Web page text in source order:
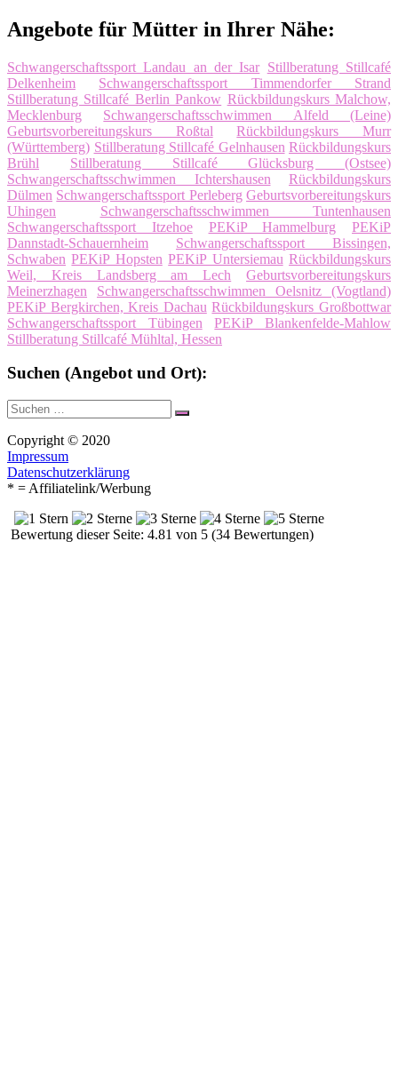
Angebote für Mütter in Ihrer Nähe:
Schwangerschaftssport Landau an der Isar Stillberatung Stillcafé
Delkenheim
Schwangerschaftssport Timmendorfer Strand
Stillberatung Stillcafé Berlin Pankow Rückbildungskurs Malchow,
Mecklenburg
Schwangerschaftsschwimmen Alfeld (Leine)
Geburtsvorbereitungskurs Roßtal
Rückbildungskurs Murr
(Württemberg) Stillberatung Stillcafé Gelnhausen Rückbildungskurs
Brühl
Stillberatung Stillcafé Glücksburg (Ostsee)
Schwangerschaftsschwimmen Ichtershausen
Rückbildungskurs
Dülmen Schwangerschaftssport Perleberg Geburtsvorbereitungskurs
Uhingen
Schwangerschaftsschwimmen Tuntenhausen
Schwangerschaftssport Itzehoe
PEKiP Hammelburg
PEKiP
Dannstadt-Schauernheim
Schwangerschaftssport Bissingen,
Schwaben PEKiP Hopsten PEKiP Untersiemau Rückbildungskurs
Weil, Kreis Landsberg am Lech
Geburtsvorbereitungskurs
Meinerzhagen
Schwangerschaftsschwimmen Oelsnitz (Vogtland)
PEKiP Bergkirchen, Kreis Dachau Rückbildungskurs Großbottwar
Schwangerschaftssport Tübingen
PEKiP Blankenfelde-Mahlow
Stillberatung Stillcafé Mühltal, Hessen
Suchen (Angebot und Ort):
Suche
nach:
Suchen
Copyright © 2020
Impressum
Datenschutzerklärung
* = Affiliatelink/Werbung
Bewertung dieser Seite: 4.81 von 5 (34 Bewertungen)